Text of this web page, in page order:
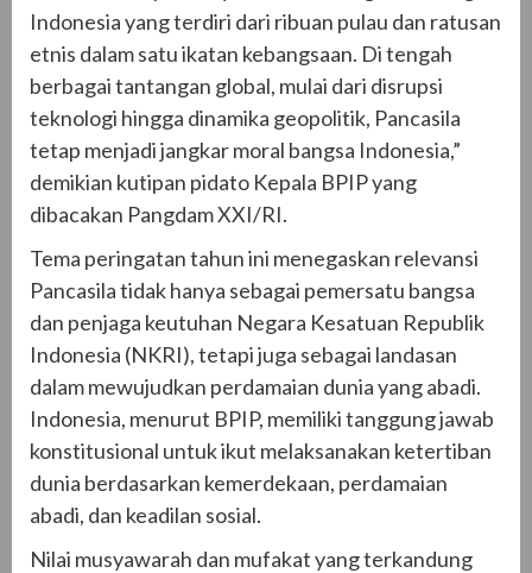
Indonesia yang terdiri dari ribuan pulau dan ratusan
etnis dalam satu ikatan kebangsaan. Di tengah
berbagai tantangan global, mulai dari disrupsi
teknologi hingga dinamika geopolitik, Pancasila
tetap menjadi jangkar moral bangsa Indonesia,”
demikian kutipan pidato Kepala BPIP yang
dibacakan Pangdam XXI/RI.
Tema peringatan tahun ini menegaskan relevansi
Pancasila tidak hanya sebagai pemersatu bangsa
dan penjaga keutuhan Negara Kesatuan Republik
Indonesia (NKRI), tetapi juga sebagai landasan
dalam mewujudkan perdamaian dunia yang abadi.
Indonesia, menurut BPIP, memiliki tanggung jawab
konstitusional untuk ikut melaksanakan ketertiban
dunia berdasarkan kemerdekaan, perdamaian
abadi, dan keadilan sosial.
Nilai musyawarah dan mufakat yang terkandung